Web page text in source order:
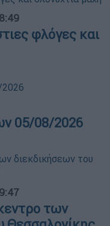
φλόγες και
05/08/2026
των